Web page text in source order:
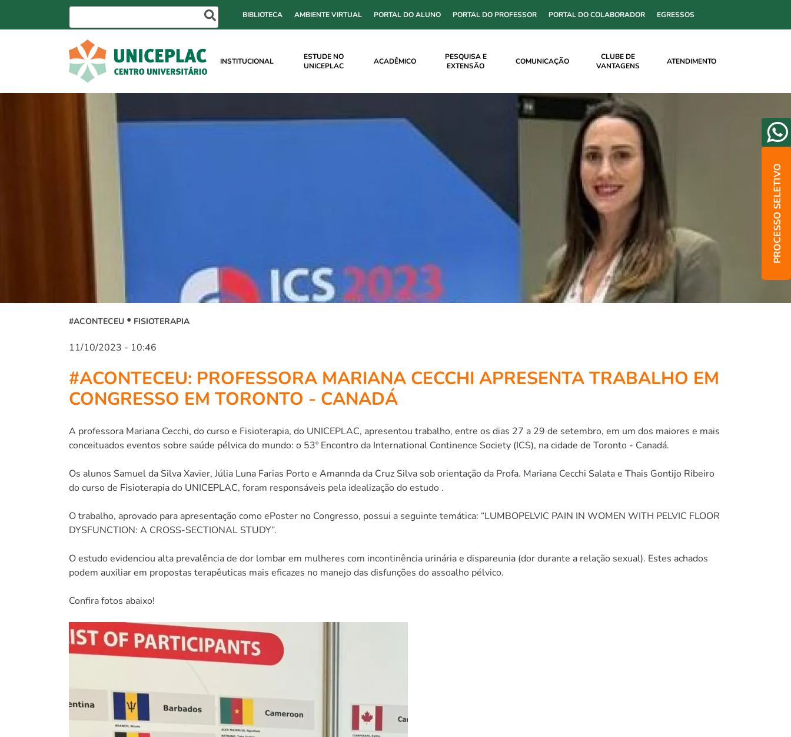
BIBLIOTECA AMBIENTE VIRTUAL PORTAL DO ALUNO PORTAL DO PROFESSOR PORTAL DO COLABORADOR EGRESSOS
INSTITUCIONAL
ESTUDE NO
UNICEPLAC
ACADÊMICO
PESQUISA E
EXTENSÃO
COMUNICAÇÃO
CLUBE DE
VANTAGENS
ATENDIMENTO
PROCESSO SELETIVO
#ACONTECEU FISIOTERAPIA
11/10/2023 - 10:46
#ACONTECEU: PROFESSORA MARIANA CECCHI APRESENTA TRABALHO EM
CONGRESSO EM TORONTO - CANADÁ
A professora Mariana Cecchi, do curso e Fisioterapia, do UNICEPLAC, apresentou trabalho, entre os dias 27 a 29 de setembro, em um dos maiores e mais
conceituados eventos sobre saúde pélvica do mundo: o 53º Encontro da International Continence Society (ICS), na cidade de Toronto - Canadá.
Os alunos Samuel da Silva Xavier, Júlia Luna Farias Porto e Amannda da Cruz Silva sob orientação da Profa. Mariana Cecchi Salata e Thais Gontijo Ribeiro
do curso de Fisioterapia do UNICEPLAC, foram responsáveis pela idealização do estudo .
O trabalho, aprovado para apresentação como ePoster no Congresso, possui a seguinte temática: “LUMBOPELVIC PAIN IN WOMEN WITH PELVIC FLOOR
DYSFUNCTION: A CROSS-SECTIONAL STUDY”.
O estudo evidenciou alta prevalência de dor lombar em mulheres com incontinência urinária e dispareunia (dor durante a relação sexual). Estes achados
podem auxiliar em propostas terapêuticas mais eficazes no manejo das disfunções do assoalho pélvico.
Confira fotos abaixo!